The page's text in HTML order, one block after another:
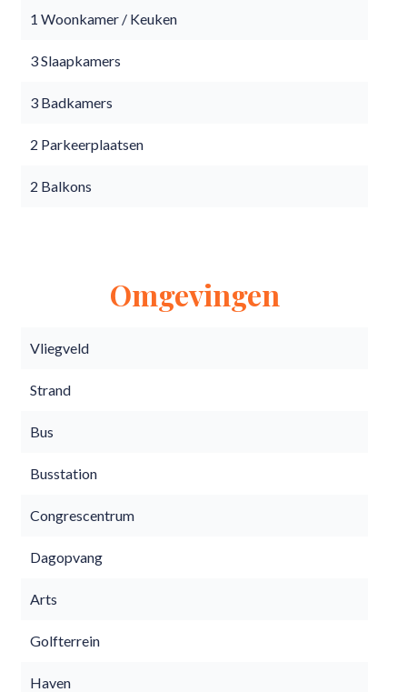
1 Woonkamer / Keuken
3 Slaapkamers
3 Badkamers
2 Parkeerplaatsen
2 Balkons
Omgevingen
Vliegveld
Strand
Bus
Busstation
Congrescentrum
Dagopvang
Arts
Golfterrein
Haven